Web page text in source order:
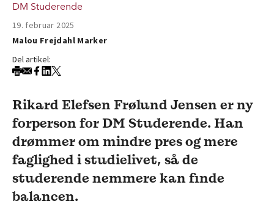
DM Studerende
19. februar 2025
Malou Frejdahl Marker
Del artikel:
Rikard Elefsen Frølund Jensen er ny
forperson for DM Studerende. Han
drømmer om mindre pres og mere
faglighed i studielivet, så de
studerende nemmere kan finde
balancen.